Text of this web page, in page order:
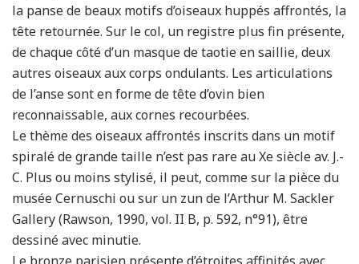
la panse de beaux motifs d’oiseaux huppés affrontés, la
tête retournée. Sur le col, un registre plus fin présente,
de chaque côté d’un masque de taotie en saillie, deux
autres oiseaux aux corps ondulants. Les articulations
de l’anse sont en forme de tête d’ovin bien
reconnaissable, aux cornes recourbées.
Le thème des oiseaux affrontés inscrits dans un motif
spiralé de grande taille n’est pas rare au Xe siècle av. J.-
C. Plus ou moins stylisé, il peut, comme sur la pièce du
musée Cernuschi ou sur un zun de l’Arthur M. Sackler
Gallery (Rawson, 1990, vol. II B, p. 592, n°91), être
dessiné avec minutie.